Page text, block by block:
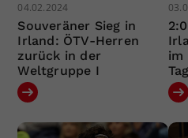
04.02.2024
Souveräner Sieg in
Irland: ÖTV-Herren
zurück in der
Weltgruppe I
im